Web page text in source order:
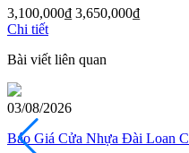
₫ 3,100,000
Bài viết liên quan
Cấp Mẫu Mới [T08/2026]